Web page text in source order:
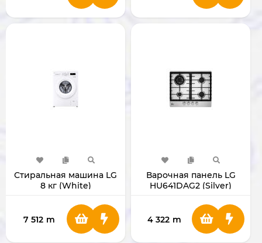
Стиральная машина LG
8 кг (White)
7 512 m
Варочная панель LG
HU641DAG2 (Silver)
4 322 m